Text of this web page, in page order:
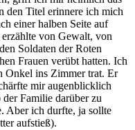
den Titel erinnere ich mich
einer halben Seite auf
von Gewalt, von
Soldaten der Roten
Frauen verübt hatten. Ich
Onkel ins Zimmer trat. Er
mir augenblicklich
Familie darüber zu
Aber ich durfte, ja sollte
aufstieß).